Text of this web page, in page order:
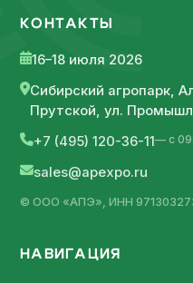
КОНТАКТЫ
16–18 июля 2026
Сибирский агропарк,
Прутской, ул.
+7 (495) 120-36-11— с
sales@apexpo.ru
© ООО «АПЭ», ИНН
НАВИГАЦИЯ